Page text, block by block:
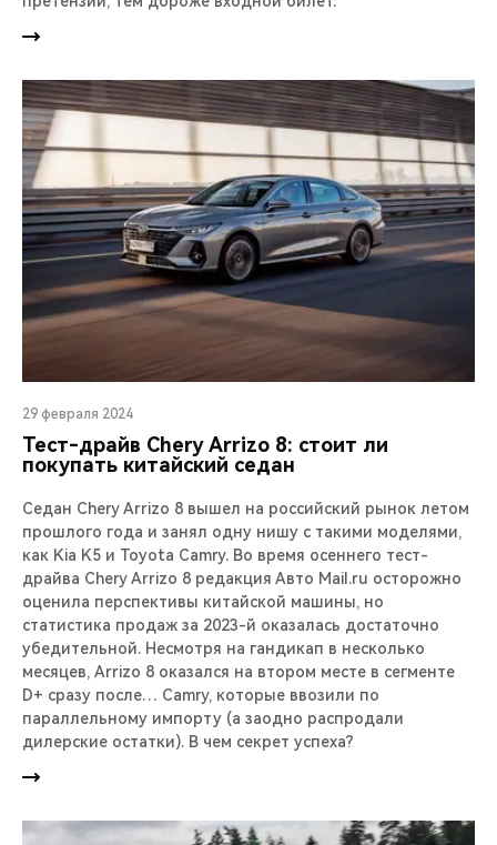
29 февраля 2024
Тест-драйв Chery Arrizo 8: стоит ли
покупать китайский седан
Седан Chery Arrizo 8 вышел на российский рынок летом
прошлого года и занял одну нишу с такими моделями,
как Kia K5 и Toyota Camry. Во время осеннего тест-
драйва Chery Arrizo 8 редакция Авто Mail.ru осторожно
оценила перспективы китайской машины, но
статистика продаж за 2023-й оказалась достаточно
убедительной. Несмотря на гандикап в несколько
месяцев, Arrizo 8 оказался на втором месте в сегменте
D+ сразу после… Camry, которые ввозили по
параллельному импорту (а заодно распродали
дилерские остатки). В чем секрет успеха?